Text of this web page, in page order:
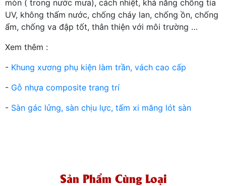
mòn ( trong nước mưa), cách nhiệt, khả năng chống tia
UV, không thấm nước, chống cháy lan, chống ồn, chống
ẩm, chống va đập tốt, thân thiện với môi trường …
Xem thêm :
- Khung xương phụ kiện làm trần, vách cao cấp
- Gỗ nhựa composite trang trí
- Sàn gác lửng, sàn chịu lực, tấm xi măng lót sàn
Sản Phẩm Cùng Loại